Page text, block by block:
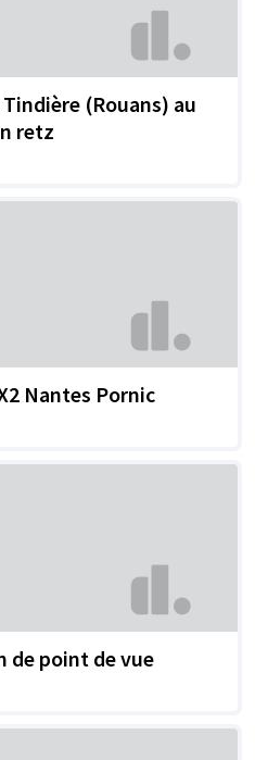
(Rouans) au
retz
Nantes Pornic
de point de vue